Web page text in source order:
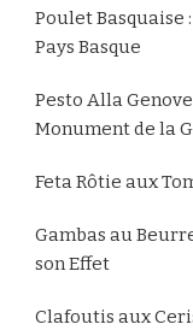
Poulet Basquaise
Pays Basque
Pesto Alla
Monument de la
Feta Rôtie aux
Gambas au
son Effet
Clafoutis aux